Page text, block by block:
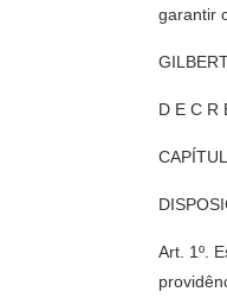
garantir
D E C R
Art. 1º.